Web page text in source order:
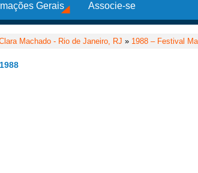
Gerais Associe-se
Machado - Rio de Janeiro, RJ » 1988 – Festival